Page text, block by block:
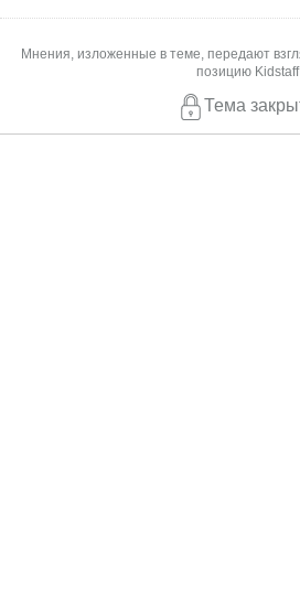
Мнения, изложенные в теме, передают
позицию Kidstaff
Тема